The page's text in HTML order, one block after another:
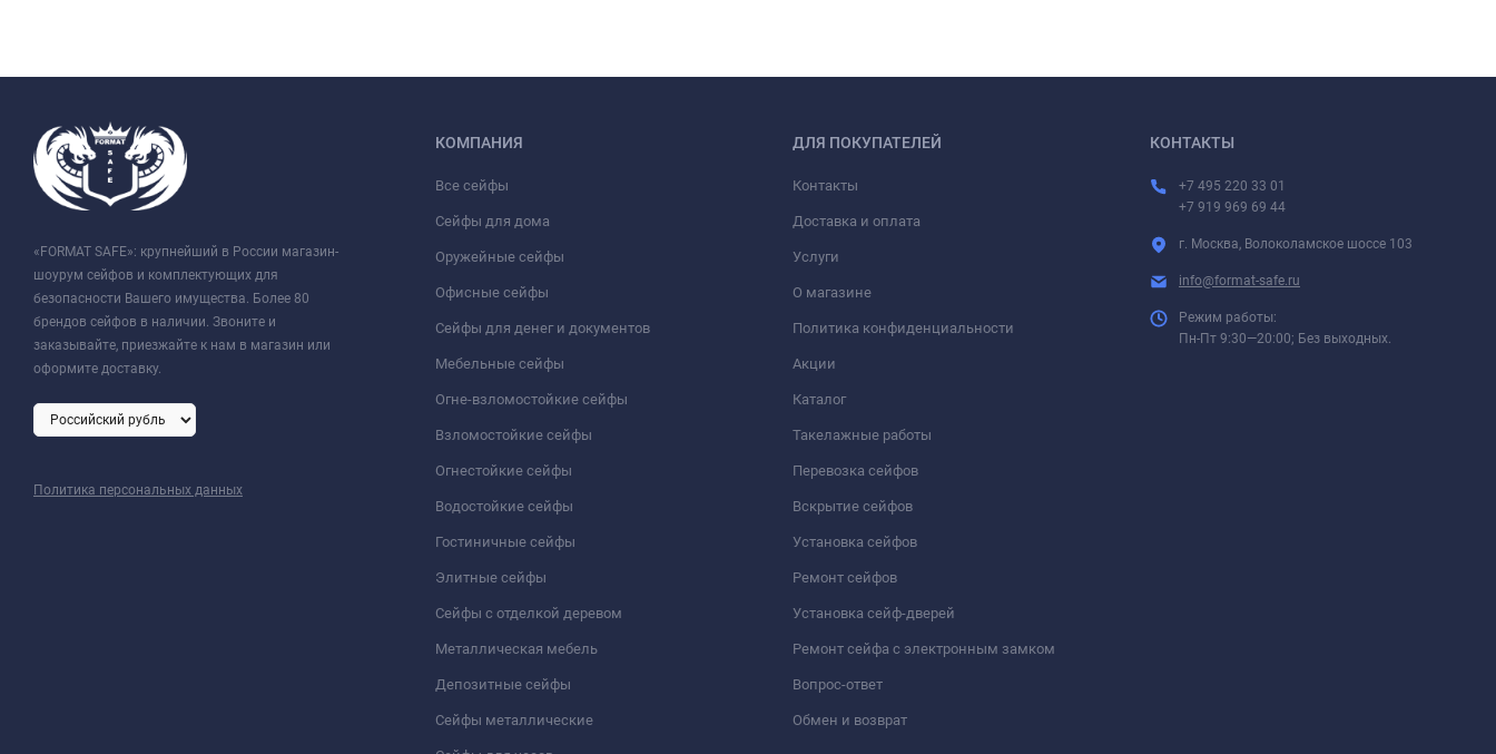
«FORMAT SAFE»: крупнейший в России магазин-
шоурум сейфов и комплектующих для
безопасности Вашего имущества. Более 80
брендов сейфов в наличии. Звоните и
заказывайте, приезжайте к нам в магазин или
оформите доставку.
Политика персональных данных
КОМПАНИЯ
Все сейфы
Сейфы для дома
Оружейные сейфы
Офисные сейфы
Сейфы для денег и документов
Мебельные сейфы
Огне-взломостойкие сейфы
Взломостойкие сейфы
Огнестойкие сейфы
Водостойкие сейфы
Гостиничные сейфы
Элитные сейфы
Сейфы с отделкой деревом
Металлическая мебель
Депозитные сейфы
Сейфы металлические
ДЛЯ ПОКУПАТЕЛЕЙ
Контакты
Доставка и оплата
Услуги
О магазине
Политика конфиденциальности
Акции
Каталог
Такелажные работы
Перевозка сейфов
Вскрытие сейфов
Установка сейфов
Ремонт сейфов
Установка сейф-дверей
Ремонт сейфа с электронным замком
Вопрос-ответ
Обмен и возврат
КОНТАКТЫ
+7 495 220 33 01
+7 919 969 69 44
г. Москва, Волоколамское шоссе 103
info@format-safe.ru
Режим работы:
Пн-Пт 9:30—20:00; Без выходных.